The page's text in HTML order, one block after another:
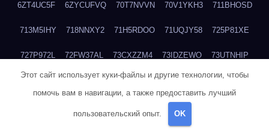
6ZT4UC5F 6ZYCUFVQ 70T7NVVN 70V1YKH3 711BHOSD
713M5IHY 718NNXY2 71H5RDOO 71UQJY58 725P81XE
727P972L 72FW37AL 73CXZZM4 73IDZEWO 73UTNHIP
73VKAF4E 740HGIUK 745ACL1O 74DPJX4S 74DVDXRM
76BJGQ4F
Этот сайт использует куки-файлы и другие технологии, чтобы
помочь вам в навигации, а также предоставить лучший
пользовательский опыт. OK